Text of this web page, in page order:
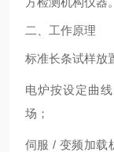
二、工作原理
标准长条试样放
电炉按设定曲
场；
伺服 / 变频加载